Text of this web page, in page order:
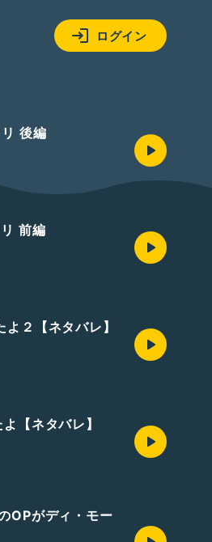
ログイン
後編
前編
２【ネタバレ】
【ネタバレ】
OPがディ・モー